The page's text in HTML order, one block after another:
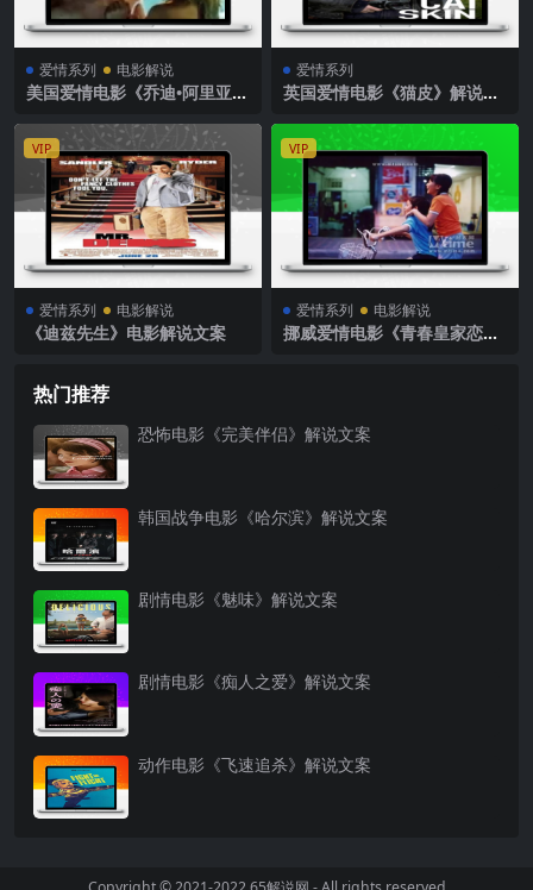
爱情系列 电影解说
美国爱情电影《乔迪•阿里亚
完整版
爱情系列
英国爱情电影《猫皮》解说文
VIP
爱情系列 电影解说
《迪兹先生》电影解说文案
VIP
爱情系列 电影解说
挪威爱情电影《青春皇家恋
热门推荐
恐怖电影《完美伴侣》解说文案
韩国战争电影《哈尔滨》解说文案
剧情电影《魅味》解说文案
剧情电影《痴人之爱》解说文案
动作电影《飞速追杀》解说文案